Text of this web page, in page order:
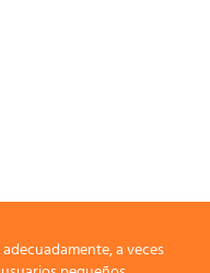
a veces